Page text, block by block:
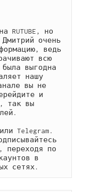
RUTUBE, но
очень
ведь
всю
выгодна
нашу
вы не
и
так вы
Telegram.
переходя по
в
сетях.